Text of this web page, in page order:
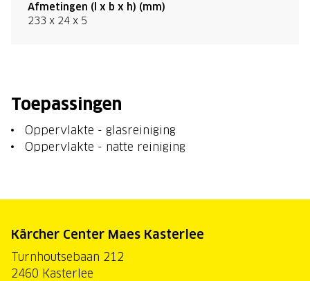
Afmetingen (l x b x h) (mm)
233 x 24 x 5
Toepassingen
Oppervlakte - glasreiniging
Oppervlakte - natte reiniging
Kärcher Center Maes Kasterlee
Turnhoutsebaan 212
2460 Kasterlee